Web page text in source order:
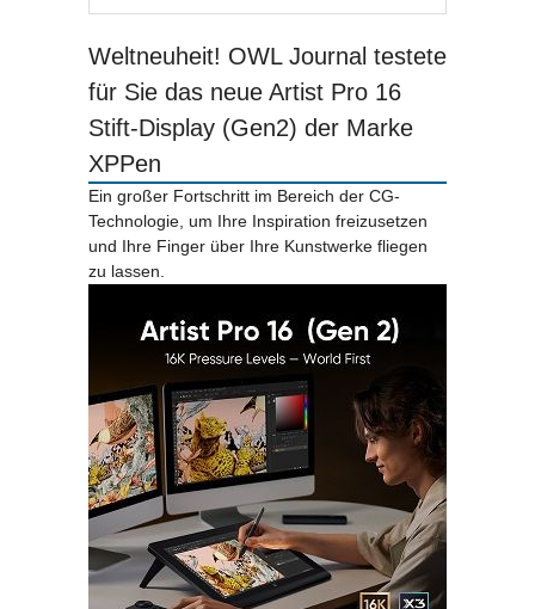
Weltneuheit! OWL Journal testete
für Sie das neue Artist Pro 16
Stift-Display (Gen2) der Marke
XPPen
Ein großer Fortschritt im Bereich der CG-
Technologie, um Ihre Inspiration freizusetzen
und Ihre Finger über Ihre Kunstwerke fliegen
zu lassen.